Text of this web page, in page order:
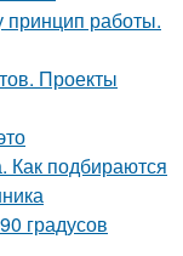
принцип работы.
Проекты
Как подбираются
градусов